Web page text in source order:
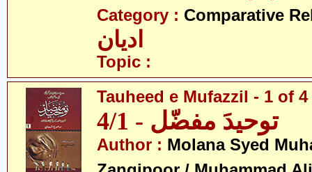
Category : Comparative
ادیان
Topic :
Tauheed e Mufazzil - 1 of 4
توحیدَ مفضّل - 4/1
Author : Molana Syed